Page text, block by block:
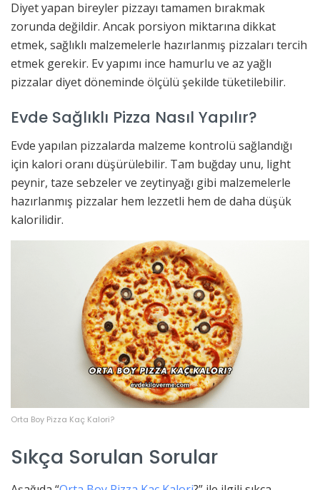
Diyet yapan bireyler pizzayı tamamen bırakmak
zorunda değildir. Ancak porsiyon miktarına dikkat
etmek, sağlıklı malzemelerle hazırlanmış pizzaları tercih
etmek gerekir. Ev yapımı ince hamurlu ve az yağlı
pizzalar diyet döneminde ölçülü şekilde tüketilebilir.
Evde Sağlıklı Pizza Nasıl Yapılır?
Evde yapılan pizzalarda malzeme kontrolü sağlandığı
için kalori oranı düşürülebilir. Tam buğday unu, light
peynir, taze sebzeler ve zeytinyağı gibi malzemelerle
hazırlanmış pizzalar hem lezzetli hem de daha düşük
kalorilidir.
Orta Boy Pizza Kaç Kalori?
Sıkça Sorulan Sorular